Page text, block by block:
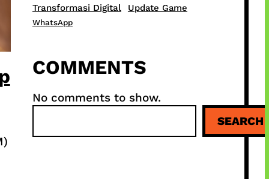
Transformasi Digital Update Game
WhatsApp
COMMENTS
No comments to show.
a
SEARCH